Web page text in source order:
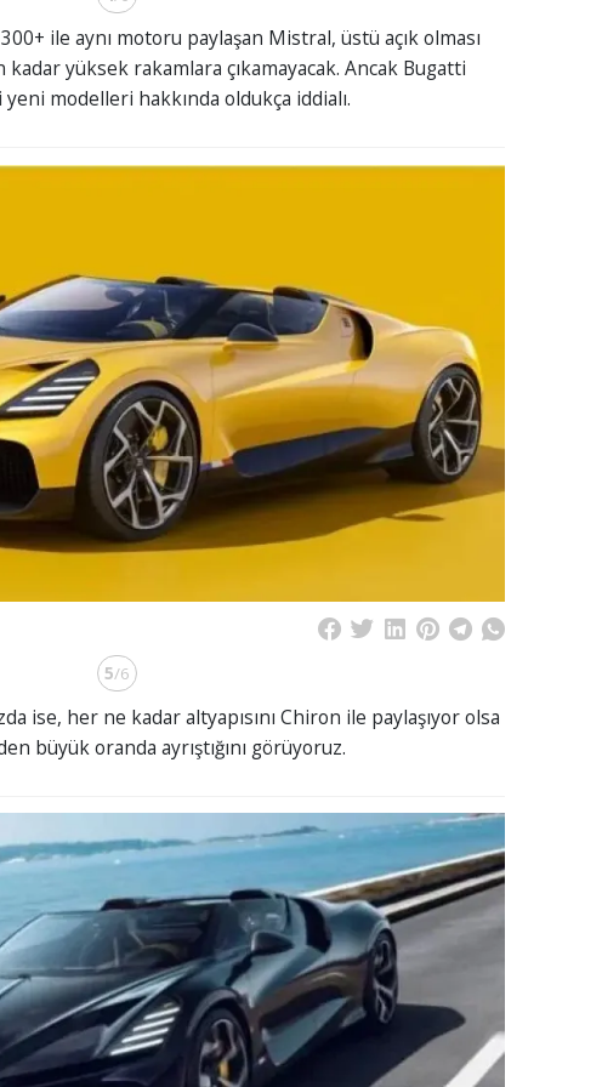
ile aynı motoru paylaşan Mistral, üstü açık olması
yüksek rakamlara çıkamayacak. Ancak Bugatti
modelleri hakkında oldukça iddialı.
5/6
ise, her ne kadar altyapısını Chiron ile paylaşıyor olsa
büyük oranda ayrıştığını görüyoruz.